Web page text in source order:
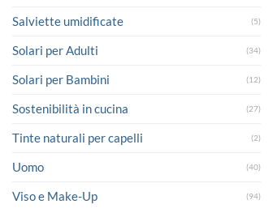
Salviette umidificate (5)
Solari per Adulti (34)
Solari per Bambini (12)
Sostenibilità in cucina (27)
Tinte naturali per capelli (2)
Uomo (40)
Viso e Make-Up (94)